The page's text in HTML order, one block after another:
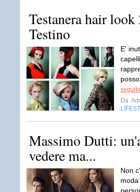
Testanera hair
Testino
E'
seguito
Da
Massimo Dutti:
vedere ma...
Non